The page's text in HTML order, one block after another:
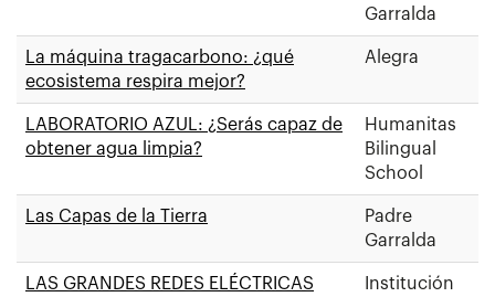
Garralda
La máquina tragacarbono: ¿qué
ecosistema respira mejor?
Alegra
LABORATORIO AZUL: ¿Serás capaz de
obtener agua limpia?
Humanitas
Bilingual
School
Las Capas de la Tierra
Padre
Garralda
LAS GRANDES REDES ELÉCTRICAS
Institución